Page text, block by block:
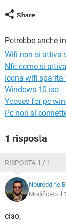
Share
Potrebbe anche
Wifi non si attiva
Nfc come si attiva
Icona wifi sparita
Windows 10 iso
Yoosee for pc
Pc non si
1 risposta
RISPOSTA 1 / 1
Noureddine
Modificato il
ciao,